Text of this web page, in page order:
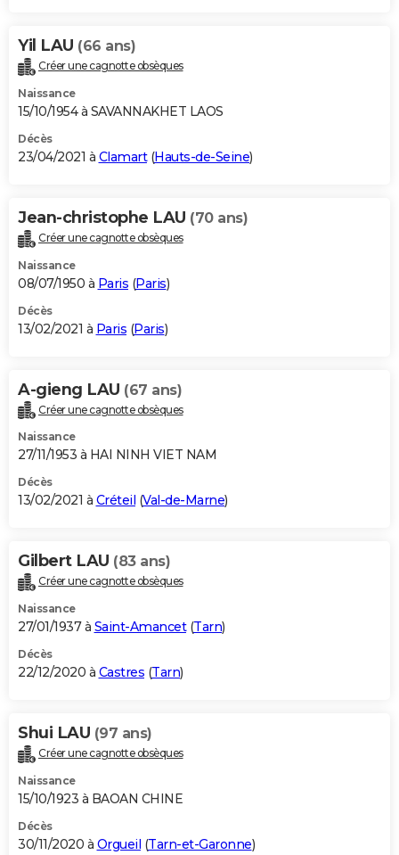
Yil LAU (66 ans)
Créer une cagnotte obsèques
Naissance
15/10/1954 à SAVANNAKHET LAOS
Décès
23/04/2021 à Clamart(Hauts-de-Seine)
Jean-christophe LAU (70 ans)
Créer une cagnotte obsèques
Naissance
08/07/1950 à Paris (Paris)
Décès
13/02/2021 à Paris (Paris)
A-gieng LAU (67 ans)
Créer une cagnotte obsèques
Naissance
27/11/1953 à HAI NINH VIET NAM
Décès
13/02/2021 à Créteil (Val-de-Marne)
Gilbert LAU (83 ans)
Créer une cagnotte obsèques
Naissance
27/01/1937 à Saint-Amancet(Tarn)
Décès
22/12/2020 à Castres (Tarn)
Shui LAU (97 ans)
Créer une cagnotte obsèques
Naissance
15/10/1923 à BAOAN CHINE
Décès
30/11/2020 à Orgueil (Tarn-et-Garonne)